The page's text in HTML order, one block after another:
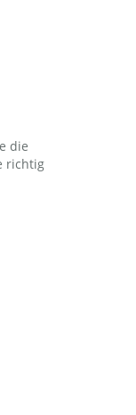
die
richtig